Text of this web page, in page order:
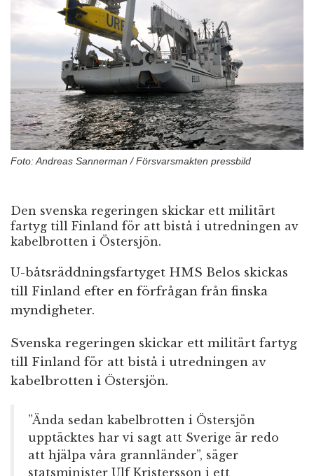
Foto: Andreas Sannerman / Försvarsmakten pressbild
Den svenska regeringen skickar ett militärt
fartyg till Finland för att bistå i utredningen av
kabelbrotten i Östersjön.
U-båtsräddningsfartyget HMS Belos skickas
till Finland efter en förfrågan från finska
myndigheter.
Svenska regeringen skickar ett militärt fartyg
till Finland för att bistå i utredningen av
kabelbrotten i Östersjön.
”Ända sedan kabelbrotten i Östersjön
upptäcktes har vi sagt att Sverige är redo
att hjälpa våra grannländer”, säger
statsminister Ulf Kristersson i ett